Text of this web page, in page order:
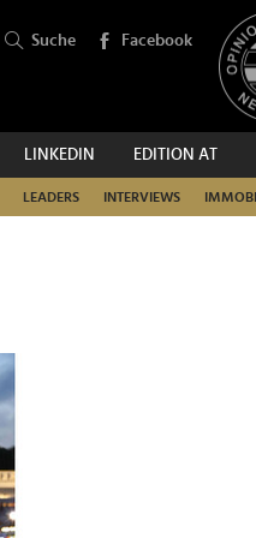
Suche Facebook
LINKEDIN EDITION AT
LEADERS INTERVIEWS
SUCHEN